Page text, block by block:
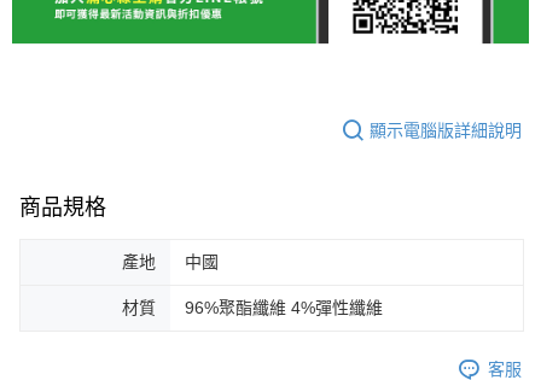
顯示電腦版詳細說明
商品規格
產地 中國
材質 96%聚酯纖維 4%彈性纖維
客服